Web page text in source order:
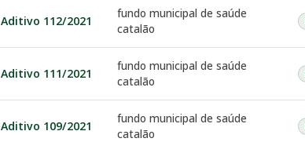
Aditivo 112/2021
fundo municipal de saúde
catalão
Aditivo 111/2021
fundo municipal de saúde
catalão
Aditivo 109/2021
fundo municipal de saúde
catalão